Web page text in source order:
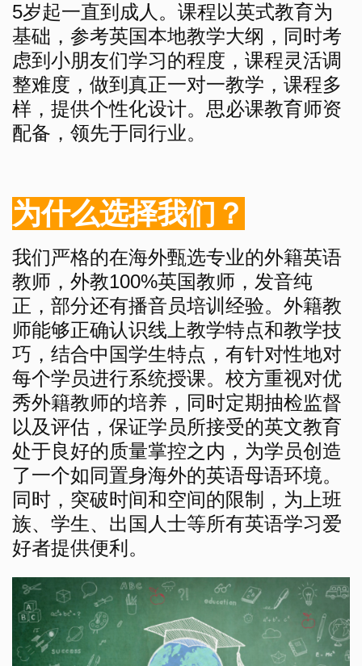
5岁起一直到成人。课程以英式教育为
基础，参考英国本地教学大纲，同时考
虑到小朋友们学习的程度，课程灵活调
整难度，做到真正一对一教学，课程多
样，提供个性化设计。思必课教育师资
配备，领先于同行业。
为什么选择我们？
我们严格的在海外甄选专业的外籍英语
教师，外教100%英国教师，发音纯
正，部分还有播音员培训经验。外籍教
师能够正确认识线上教学特点和教学技
巧，结合中国学生特点，有针对性地对
每个学员进行系统授课。校方重视对优
秀外籍教师的培养，同时定期抽检监督
以及评估，保证学员所接受的英文教育
处于良好的质量掌控之内，为学员创造
了一个如同置身海外的英语母语环境。
同时，突破时间和空间的限制，为上班
族、学生、出国人士等所有英语学习爱
好者提供便利。